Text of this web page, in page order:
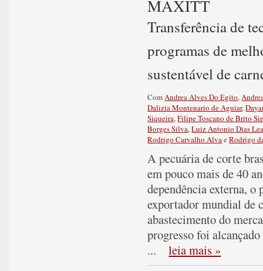
MAXITT
Transferência de
programas de
sustentável de
Com Andrea Alves Do Egito,
Dalizia Montenario de Aguiar,
Siqueira,Filipe Toscano de Brito
Borges Silva,Luiz Antonio Dias
Rodrigo Carvalho Alva eRodrigo
A pecuária de corte
em pouco mais de 40
dependência externa, o
exportador mundial de
abastecimento do
progresso foi
...
leia mais »